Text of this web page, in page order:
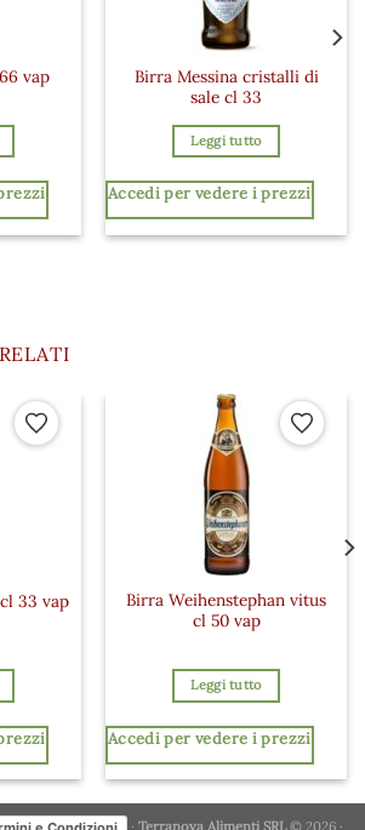
vap
Birra Messina cristalli di
sale cl 33
Leggi tutto
Accedi per vedere i prezzi
Aggiungi ai preferiti
33 vap
Birra Weihenstephan vitus
cl 50 vap
Leggi tutto
Accedi per vedere i prezzi